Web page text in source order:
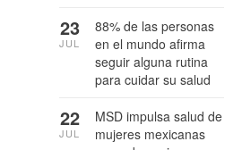
88% de las personas
en el mundo afirma
seguir alguna rutina
para cuidar su salud
23
JUL
MSD impulsa salud de
mujeres mexicanas
22
JUL